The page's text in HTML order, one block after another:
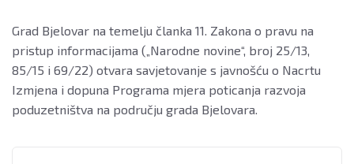
Grad Bjelovar na temelju članka 11. Zakona o pravu na
pristup informacijama („Narodne novine“, broj 25/13,
85/15 i 69/22) otvara savjetovanje s javnošću o Nacrtu
Izmjena i dopuna Programa mjera poticanja razvoja
poduzetništva na području grada Bjelovara.